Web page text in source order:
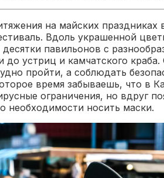
на майских праздниках
Вдоль украшенной
павильонов с
устриц и камчатского
пройти, а соблюдать
время забываешь, что в
ограничения, но вдруг
необходимости носить маски.